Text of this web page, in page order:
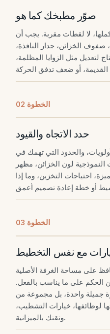
صوّر مطبخك كما هو
لا لقطات مقربة. يجب أن
الخزائن، جدار النافذة،
لتعديل مثل الزوايا المظلمة،
الخطوة 2
حدد الاتجاه والقيود
والحدود التي تهمك في
لون الخزائن، مظهر
احتياجات التخزين، وما إذا
الخطوة 3
مع نفس التخطيط
على مساحة الغرفة الأصلية
الحكم على ما يناسب بالفعل.
جميلة واحدة، بل مجموعة من
لوظائفها، خيارات التشطيب،
وثقتك بالميزانية.